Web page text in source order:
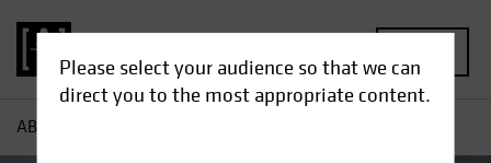
Please select your audience so that we can
direct you to the most appropriate content.
AB